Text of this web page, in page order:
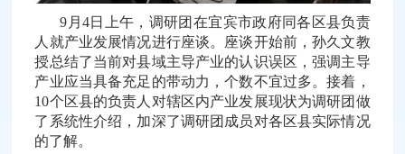
9月4日上午，调研团在宜宾市政府同各区县负责
人就产业发展情况进行座谈。座谈开始前，孙久文教
授总结了当前对县域主导产业的认识误区，强调主导
产业应当具备充足的带动力，个数不宜过多。接着，
10个区县的负责人对辖区内产业发展现状为调研团做
了系统性介绍，加深了调研团成员对各区县实际情况
的了解。